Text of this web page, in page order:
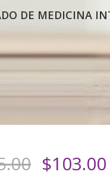
DE MEDICINA
El
$103.00